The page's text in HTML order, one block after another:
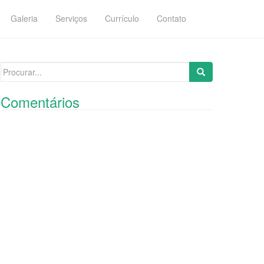
Galeria Serviços Currículo Contato
Search
Comentários